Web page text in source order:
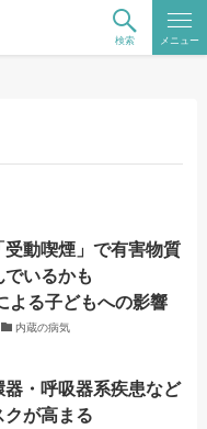
検索 メニュー
受動喫煙」で有害物質
いるかも
よる子どもへの影響
内蔵の病気
器・呼吸器系疾患など
が高まる